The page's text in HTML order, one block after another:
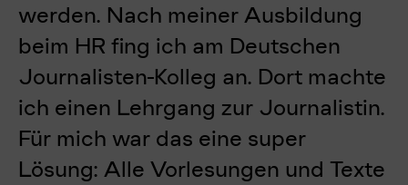
werden. Nach meiner Ausbildung
beim HR fing ich am Deutschen
Journalisten-Kolleg an. Dort machte
ich einen Lehrgang zur Journalistin.
Für mich war das eine super
Lösung: Alle Vorlesungen und Texte